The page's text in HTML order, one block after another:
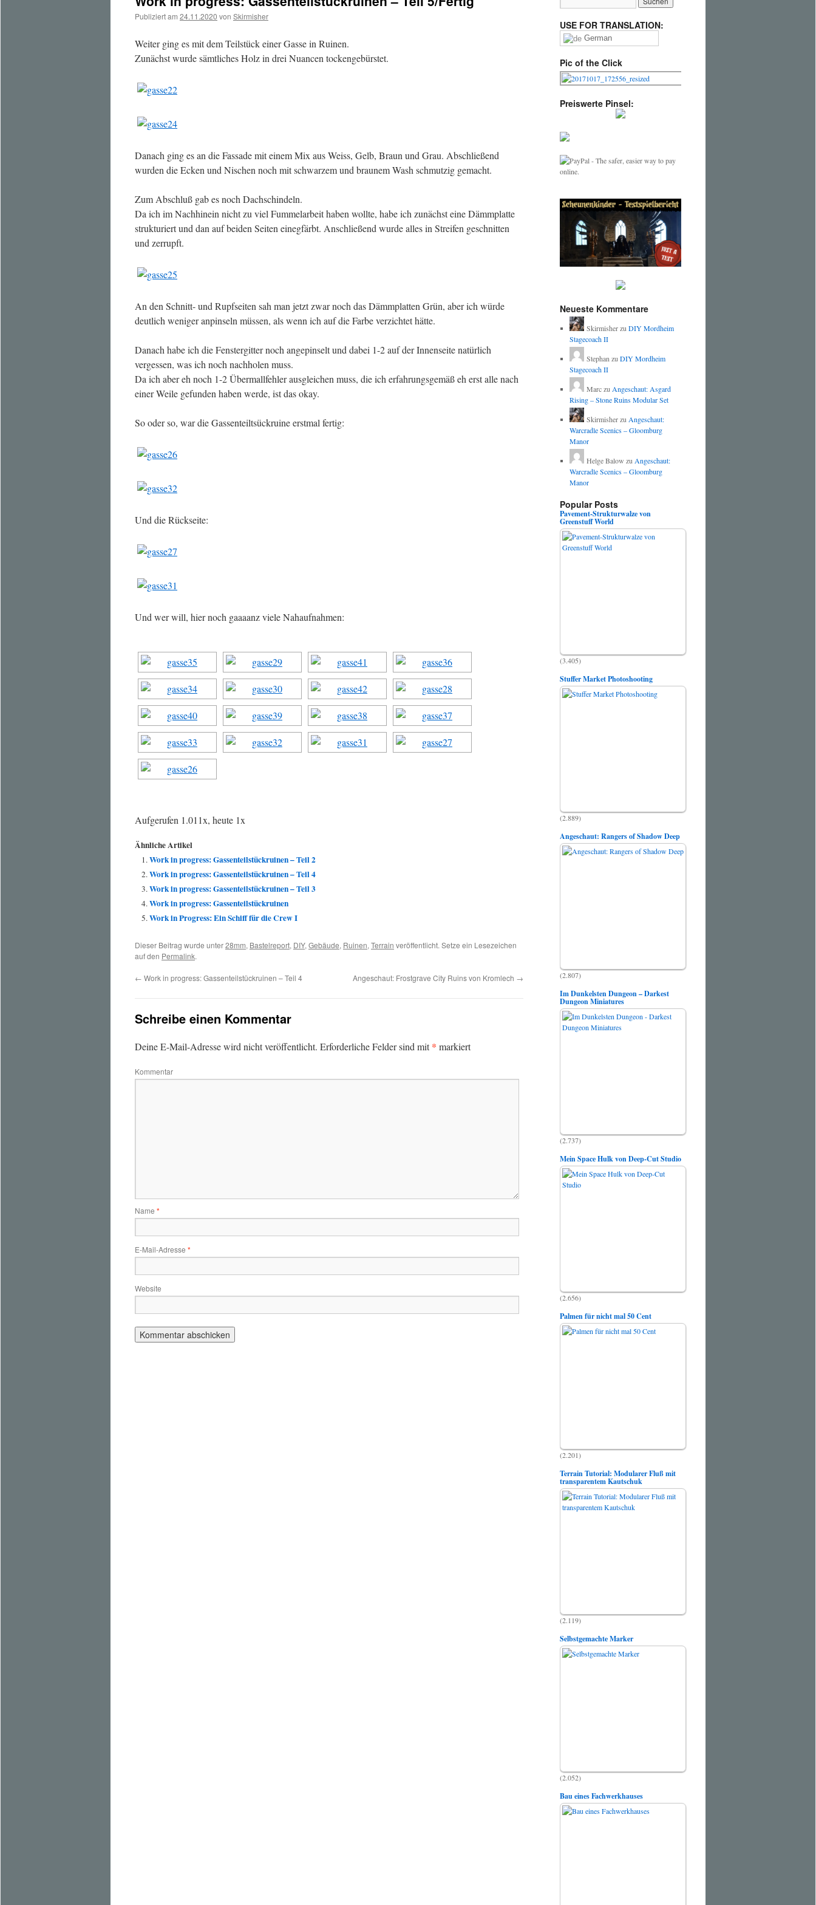
Publiziert am 24.11.2020 von Skirmisher
Weiter ging es mit dem Teilstück einer Gasse in Ruinen.
Zunächst wurde sämtliches Holz in drei Nuancen tockengebürstet.
Danach ging es an die Fassade mit einem Mix aus Weiss, Gelb, Braun und Grau. Abschließend
wurden die Ecken und Nischen noch mit schwarzem und braunem Wash schmutzig gemacht.
Zum Abschluß gab es noch Dachschindeln.
Da ich im Nachhinein nicht zu viel Fummelarbeit haben wollte, habe ich zunächst eine Dämmplatte
strukturiert und dan auf beiden Seiten einegfärbt. Anschließend wurde alles in Streifen geschnitten
und zerrupft.
An den Schnitt- und Rupfseiten sah man jetzt zwar noch das Dämmplatten Grün, aber ich würde
deutlich weniger anpinseln müssen, als wenn ich auf die Farbe verzichtet hätte.
Danach habe ich die Fenstergitter noch angepinselt und dabei 1-2 auf der Innenseite natürlich
vergessen, was ich noch nachholen muss.
Da ich aber eh noch 1-2 Übermallfehler ausgleichen muss, die ich erfahrungsgemäß eh erst alle nach
einer Weile gefunden haben werde, ist das okay.
So oder so, war die Gassenteiltsückruine erstmal fertig:
Und die Rückseite:
Und wer will, hier noch gaaaanz viele Nahaufnahmen:
Aufgerufen 1.011x, heute 1x
Ähnliche Artikel
Work in progress: Gassenteilstückruinen – Teil 2
Work in progress: Gassenteilstückruinen – Teil 4
Work in progress: Gassenteilstückruinen – Teil 3
Work in progress: Gassenteilstückruinen
Work in Progress: Ein Schiff für die Crew I
Dieser Beitrag wurde unter28mm, Bastelreport, DIY, Gebäude, Ruinen, Terrain veröffentlicht. Setze ein Lesezeichen
auf den Permalink.
← Work in progress: Gassenteilstückruinen – Teil 4 Angeschaut: Frostgrave City Ruins von Kromlech →
Schreibe einen Kommentar
Deine E-Mail-Adresse wird nicht veröffentlicht. Erforderliche Felder sind mit* markiert
Kommentar
Name *
E-Mail-Adresse *
Website
USE FOR TRANSLATION:
German
Pic of the Click
Preiswerte Pinsel:
Neueste Kommentare
SkirmisherzuDIY Mordheim
Stagecoach II
StephanzuDIY Mordheim
Stagecoach II
MarczuAngeschaut: Asgard
Rising – Stone Ruins Modular Set
SkirmisherzuAngeschaut:
Warcradle Scenics – Gloomburg
Manor
Helge Balow zuAngeschaut:
Warcradle Scenics – Gloomburg
Manor
Popular Posts
Pavement-Strukturwalze von
Greenstuff World
(3.405)
Stuffer Market Photoshooting
(2.889)
Angeschaut: Rangers of Shadow Deep
(2.807)
Im Dunkelsten Dungeon – Darkest
Dungeon Miniatures
(2.737)
Mein Space Hulk von Deep-Cut Studio
(2.656)
Palmen für nicht mal 50 Cent
(2.201)
Terrain Tutorial: Modularer Fluß mit
transparentem Kautschuk
(2.119)
Selbstgemachte Marker
(2.052)
Bau eines Fachwerkhauses